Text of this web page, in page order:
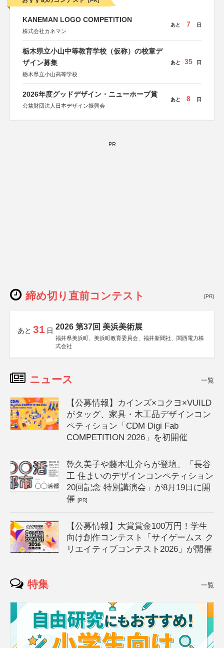
KANEMAN LOGO COMPETITION
株式会社カネマン
あと 7 日
栃木県立小山中等教育学校（仮称）の校章デ
ザイン募集
栃木県立小山高等学校
あと 35 日
2026年度グッドデザイン・ニューホープ賞
公益財団法人日本デザイン振興会
あと 8 日
PR
締め切り直前コンテスト [PR]
あと 31 日 2026 第37回 美浜美術展
福井県美浜町、美浜町教育委員会、福井新聞社、関西電力株
式会社
ニュース 一覧
【公募情報】カインズ×コクヨ×VUILD
がタッグ、家具・木工品デザインコン
ペティション「CDM Digi Fab
COMPETITION 2026」を初開催
乾久美子や藤本壮介らが登壇、「長谷
工 住まいのデザインコンペティション
20回記念 特別講演会」が8月19日に開
催[PR]
【公募情報】大賞賞金100万円！学生
向け創作コンテスト「サイゲームス ク
リエイティブコンテスト2026」が開催
特集 一覧